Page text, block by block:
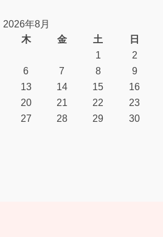
2026年8月
木 金 土
日
1
2
6 7 8
9
13 14 15
16
20 21 22
23
27 28 29
30